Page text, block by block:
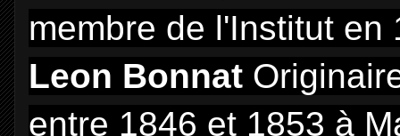
membre de l'Institut en
Leon Bonnat
entre 1846 et 1853 à